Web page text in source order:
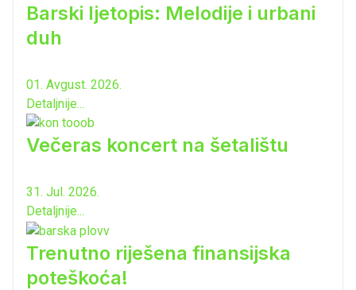
Barski ljetopis: Melodije i urbani
duh
01. Avgust. 2026.
Detaljnije...
Večeras koncert na šetalištu
31. Jul. 2026.
Detaljnije...
Trenutno riješena finansijska
poteškoća!